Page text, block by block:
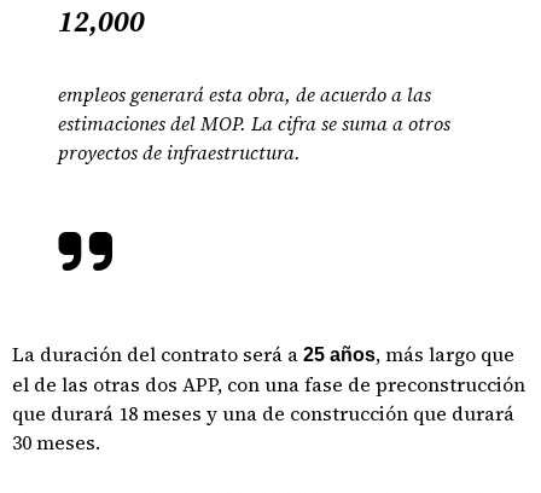
12,000
empleos generará esta obra, de acuerdo a las
estimaciones del MOP. La cifra se suma a otros
proyectos de infraestructura.
La duración del contrato será a 25 años, más largo que
el de las otras dos APP, con una fase de preconstrucción
que durará 18 meses y una de construcción que durará
30 meses.